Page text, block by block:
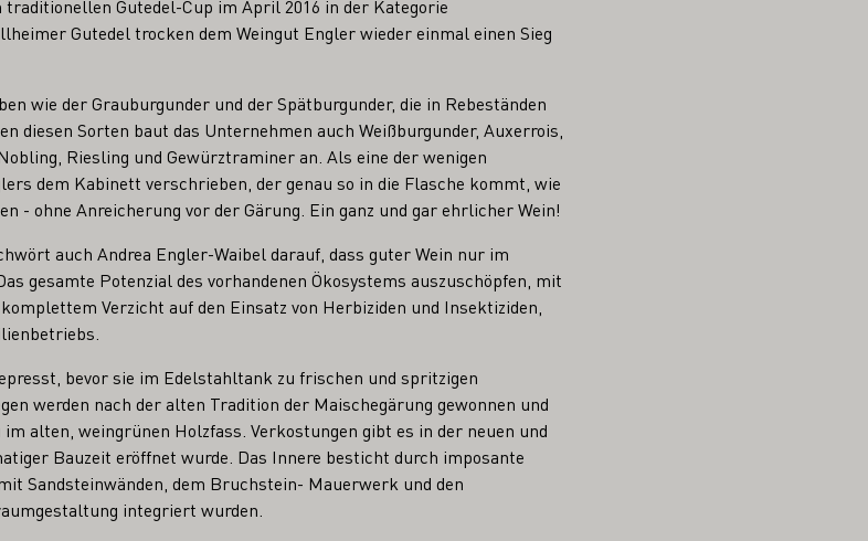
Gutedel-Cup im April 2016 in der Kategorie
Gutedel trocken dem Weingut Engler wieder einmal einen Sieg
wie der Grauburgunder und der Spätburgunder, die in Rebeständen
diesen Sorten baut das Unternehmen auch Weißburgunder, Auxerrois,
Riesling und Gewürztraminer an. Als eine der wenigen
dem Kabinett verschrieben, der genau so in die Flasche kommt, wie
- ohne Anreicherung vor der Gärung. Ein ganz und gar ehrlicher Wein!
auch Andrea Engler-Waibel darauf, dass guter Wein nur im
gesamte Potenzial des vorhandenen Ökosystems auszuschöpfen, mit
Verzicht auf den Einsatz von Herbiziden und Insektiziden,
bevor sie im Edelstahltank zu frischen und spritzigen
werden nach der alten Tradition der Maischegärung gewonnen und
alten, weingrünen Holzfass. Verkostungen gibt es in der neuen und
Bauzeit eröffnet wurde. Das Innere besticht durch imposante
Sandsteinwänden, dem Bruchstein- Mauerwerk und den
integriert wurden.